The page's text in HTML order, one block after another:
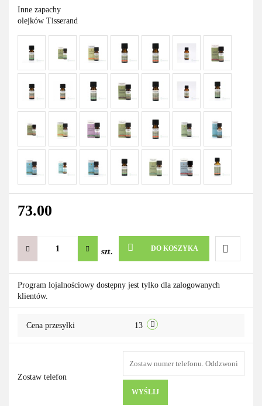
Inne zapachy
olejków Tisserand
73.00
szt. DO KOSZYKA
Do
Program lojalnościowy dostępny jest tylko dla zalogowanych
klientów.
Cena przesyłki 13
Zostaw telefon
WYŚLIJ